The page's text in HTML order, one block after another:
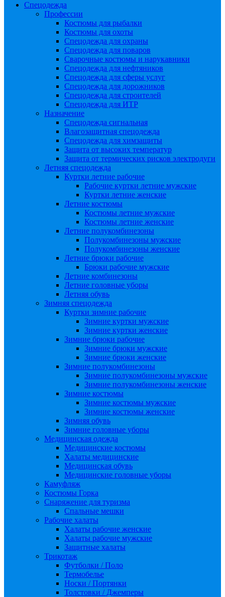
Спецодежда
Профессии
Костюмы для рыбалки
Костюмы для охоты
Спецодежда для охраны
Спецодежда для поваров
Сварочные костюмы и нарукавники
Спецодежда для нефтяников
Спецодежда для сферы услуг
Спецодежда для дорожников
Спецодежда для строителей
Спецодежда для ИТР
Назначение
Спецодежда сигнальная
Влагозащитная спецодежда
Спецодежда для химзащиты
Защита от высоких температур
Защита от термических рисков электродуги
Летняя спецодежда
Куртки летние рабочие
Рабочие куртки летние мужские
Куртки летние женские
Летние костюмы
Костюмы летние мужские
Костюмы летние женские
Летние полукомбинезоны
Полукомбинезоны мужские
Полукомбинезоны женские
Летние брюки рабочие
Брюки рабочие мужские
Летние комбинезоны
Летние головные уборы
Летняя обувь
Зимняя спецодежда
Куртки зимние рабочие
Зимние куртки мужские
Зимние куртки женские
Зимние брюки рабочие
Зимние брюки мужские
Зимние брюки женские
Зимние полукомбинезоны
Зимние полукомбинезоны мужские
Зимние полукомбинезоны женские
Зимние костюмы
Зимние костюмы мужские
Зимние костюмы женские
Зимняя обувь
Зимние головные уборы
Медицинская одежда
Медицинские костюмы
Халаты медицинские
Медицинская обувь
Медицинские головные уборы
Камуфляж
Костюмы Горка
Снаряжение для туризма
Спальные мешки
Рабочие халаты
Халаты рабочие женские
Халаты рабочие мужские
Защитные халаты
Трикотаж
Футболки / Поло
Термобелье
Носки / Портянки
Толстовки / Джемперы